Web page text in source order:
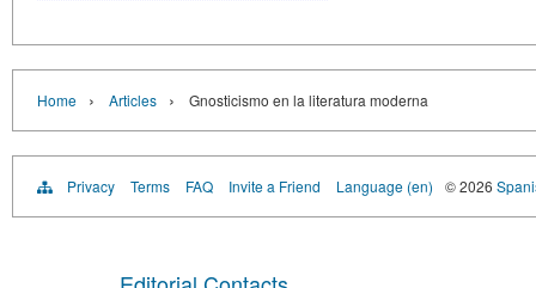
Home › Articles › Gnosticismo en la literatura moderna
Privacy Terms FAQ Invite a Friend Language (en) © 2026